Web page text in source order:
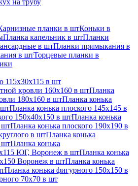
на трубу
планки в штКоньки в
Планка капельник в штПланки
в штПланки примыкания в
в штТорцевые планки в
115х30х115 в шт
кровли 160х160 в штПланка
180х160 в штПланка конька
штПланка конька плоского 145х145 в
150х40х150 в штПланка конька
штПланка конька плоского 190х190 в
в штПланка конька
штПланка конька
ЮГ, Воронеж в штПланка конька
Воронеж в штПланка конька
Планка конька фигурного 150x150 в
70x70 в шт